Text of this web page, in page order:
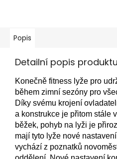
Popis
Detailní popis produktu
Konečně fitness lyže pro
během zimní sezóny pro
Díky svému krojení
a konstrukce je přitom stále
běžek, pohyb na lyži je
mají tyto lyže nové
vychází z poznatků